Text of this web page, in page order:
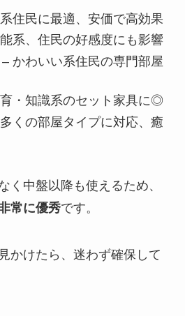
住民に最適、安価で高効果
系、住民の好感度にも影響
かわいい系住民の専門部屋
・知識系のセット家具に◎
くの部屋タイプに対応、癒
く中盤以降も使えるため、
常に優秀です。
かけたら、迷わず確保して